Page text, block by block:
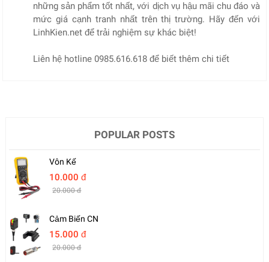
những sản phẩm tốt nhất, với dịch vụ hậu mãi chu đáo và
mức giá cạnh tranh nhất trên thị trường. Hãy đến với
LinhKien.net để trải nghiệm sự khác biệt!
Liên hệ hotline 0985.616.618 để biết thêm chi tiết
POPULAR POSTS
Vôn Kế
10.000 đ
20.000 đ
Cảm Biến CN
15.000 đ
20.000 đ